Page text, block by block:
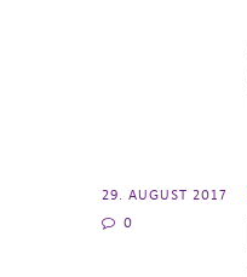
29. AUGUST 2017
0